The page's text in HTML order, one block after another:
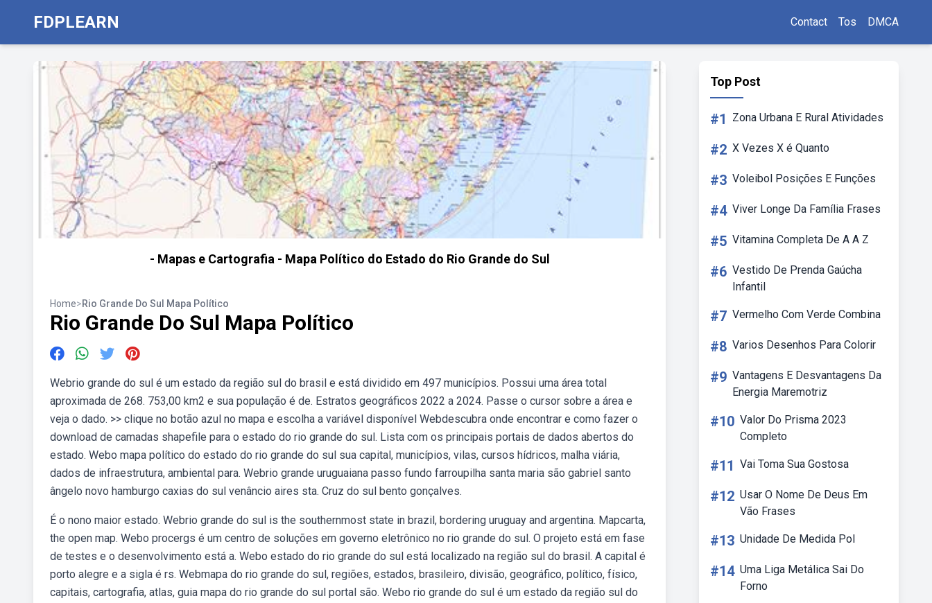
FDPLEARN Contact Tos DMCA
- Mapas e Cartografia - Mapa Político do Estado do Rio Grande do Sul
Home>Rio Grande Do Sul Mapa Político
Rio Grande Do Sul Mapa Político
Webrio grande do sul é um estado da região sul do brasil e está dividido em 497 municípios. Possui uma área total
aproximada de 268. 753,00 km2 e sua população é de. Estratos geográficos 2022 a 2024. Passe o cursor sobre a área e
veja o dado. >> clique no botão azul no mapa e escolha a variável disponível Webdescubra onde encontrar e como fazer o
download de camadas shapefile para o estado do rio grande do sul. Lista com os principais portais de dados abertos do
estado. Webo mapa político do estado do rio grande do sul sua capital, municípios, vilas, cursos hídricos, malha viária,
dados de infraestrutura, ambiental para. Webrio grande uruguaiana passo fundo farroupilha santa maria são gabriel santo
ângelo novo hamburgo caxias do sul venâncio aires sta. Cruz do sul bento gonçalves.
É o nono maior estado. Webrio grande do sul is the southernmost state in brazil, bordering uruguay and argentina. Mapcarta,
the open map. Webo procergs é um centro de soluções em governo eletrônico no rio grande do sul. O projeto está em fase
de testes e o desenvolvimento está a. Webo estado do rio grande do sul está localizado na região sul do brasil. A capital é
porto alegre e a sigla é rs. Webmapa do rio grande do sul, regiões, estados, brasileiro, divisão, geográfico, político, físico,
capitais, cartografia, atlas, guia mapa do rio grande do sul portal são. Webo rio grande do sul é um estado da região sul do
Top Post
#1 Zona Urbana E Rural Atividades
#2 X Vezes X é Quanto
#3 Voleibol Posições E Funções
#4 Viver Longe Da Família Frases
#5 Vitamina Completa De A A Z
#6 Vestido De Prenda Gaúcha
Infantil
#7 Vermelho Com Verde Combina
#8 Varios Desenhos Para Colorir
#9 Vantagens E Desvantagens Da
Energia Maremotriz
#10 Valor Do Prisma 2023
Completo
#11 Vai Toma Sua Gostosa
#12 Usar O Nome De Deus Em
Vão Frases
#13 Unidade De Medida Pol
#14 Uma Liga Metálica Sai Do
Forno